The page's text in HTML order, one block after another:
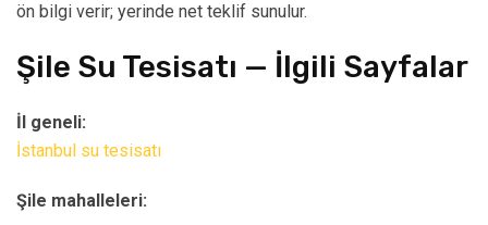
ön bilgi verir; yerinde net teklif sunulur.
Şile Su Tesisatı — İlgili Sayfalar
İl geneli:
İstanbul su tesisatı
Şile mahalleleri: